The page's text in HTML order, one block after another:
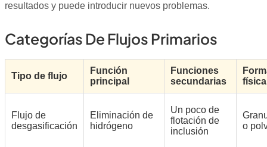
resultados y puede introducir nuevos problemas.
Categorías De Flujos Primarios
Tipo de flujo
Función
principal
Funciones
secundarias
física
Flujo de
desgasificación
Eliminación de
hidrógeno
Un poco de
flotación de
inclusión
o